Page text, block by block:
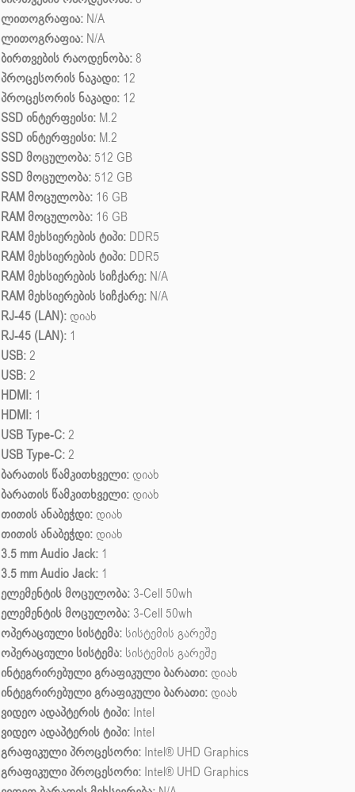
ლითოგრაფია: N/A
ლითოგრაფია: N/A
ბირთვების რაოდენობა:8
პროცესორის ნაკადი: 12
პროცესორის ნაკადი: 12
SSD ინტერფეისი: M.2
SSD ინტერფეისი: M.2
SSD მოცულობა: 512 GB
SSD მოცულობა: 512 GB
RAM მოცულობა: 16 GB
RAM მოცულობა: 16 GB
RAM მეხსიერების ტიპი: DDR5
RAM მეხსიერების ტიპი: DDR5
RAM მეხსიერების სიჩქარე: N/A
RAM მეხსიერების სიჩქარე: N/A
RJ-45 (LAN): დიახ
RJ-45 (LAN): 1
USB:2
USB:2
HDMI: 1
HDMI: 1
USB Type-C:2
USB Type-C:2
ბარათის წამკითხველი: დიახ
ბარათის წამკითხველი: დიახ
თითის ანაბეჭდი: დიახ
თითის ანაბეჭდი: დიახ
3.5 mm Audio Jack: 1
3.5 mm Audio Jack: 1
ელემენტის მოცულობა: 3-Cell 50wh
ელემენტის მოცულობა: 3-Cell 50wh
ოპერაციული სისტემა: სისტემის გარეშე
ოპერაციული სისტემა: სისტემის გარეშე
ინტეგრირებული გრაფიკული ბარათი: დიახ
ინტეგრირებული გრაფიკული ბარათი: დიახ
ვიდეო ადაპტერის ტიპი: Intel
ვიდეო ადაპტერის ტიპი: Intel
გრაფიკული პროცესორი: Intel® UHD Graphics
გრაფიკული პროცესორი: Intel® UHD Graphics